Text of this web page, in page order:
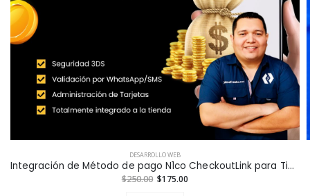
DESARROLLO WEB
Integración de Método de pago N1co CheckoutLink para Tiendas en Línea a la Medida
$250.00 $175.00